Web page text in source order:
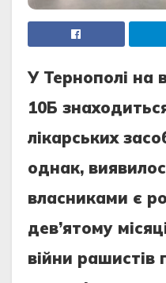
У Тернополі на
10Б
лікарських
однак,
власниками є
дев’ятому
війни рашистів